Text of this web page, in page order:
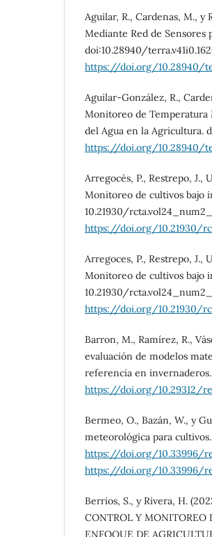
Aguilar, R., Cardenas, M.,
Mediante Red de Sensores
doi:10.28940/
https://doi.org/10.28940/
Aguilar-González, R.,
Monitoreo de Temperatura
del Agua en la Agricultura.
https://doi.org/10.28940/
Arregocés, P., Restrepo, J.,
Monitoreo de cultivos bajo
10.21930/
https://doi.org/10.21930/
Arregoces, P., Restrepo, J.,
Monitoreo de cultivos bajo
10.21930/
https://doi.org/10.21930/
Barron, M., Ramírez, R.,
evaluación de modelos
referencia en invernaderos.
https://doi.org/10.29312/
Bermeo, O., Bazán, W., y
meteorológica para
https://doi.org/10.33996/
https://doi.org/10.33996/
Berrios, S., y Rivera, H.
CONTROL Y MONITOREO
ENFOQUE DE